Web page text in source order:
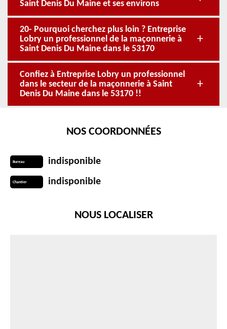
Saint Denis Du Maine et ses environs
20- Pourquoi cherchez plus loin ? Entreprise
Lobry un professionnel de la maçonnerie à
Saint Denis Du Maine dans le 53170
Confiez à Entreprise Lobry un professionnel
dans le secteur de la maçonnerie à Saint
Denis Du Maine dans le 53170 !!
NOS COORDONNÉES
Bureau indisponible
Chantier indisponible
NOUS LOCALISER